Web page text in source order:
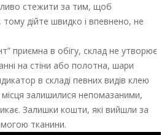
стежити за тим, щоб
тому дійте швидко і впевнено, не
приємна в обігу, склад не утворює
на стіни або полотна, шари
в складі певних видів клею
залишилися непомазаними,
Залишки кошти, які вийшли за
тканини.